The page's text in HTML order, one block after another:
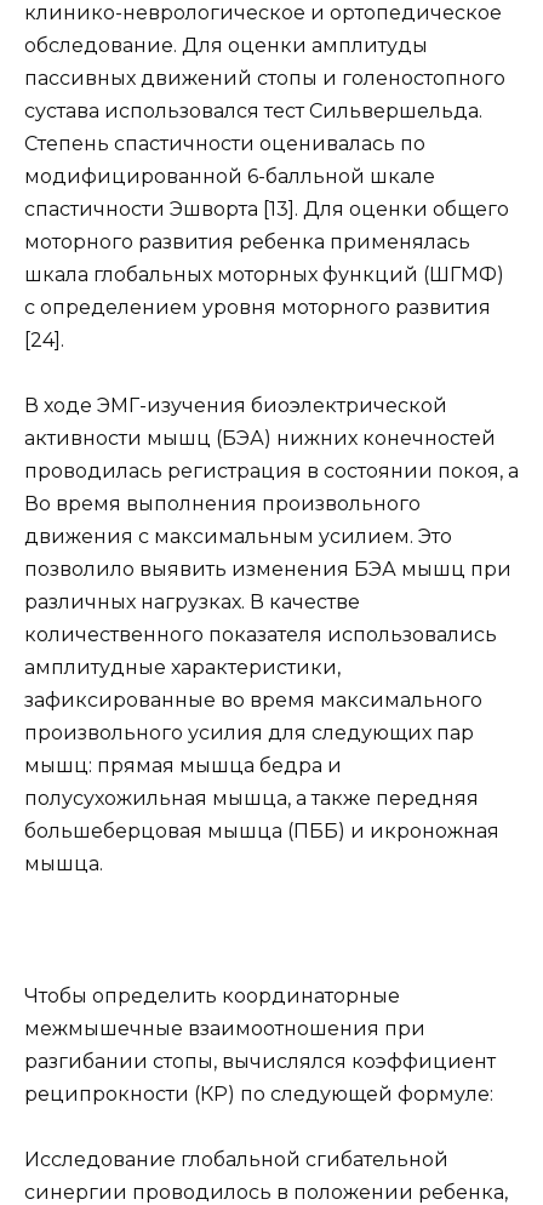
клинико-неврологическое и ортопедическое
обследование. Для оценки амплитуды
пассивных движений стопы и голеностопного
сустава использовался тест Сильвершельда.
Степень спастичности оценивалась по
модифицированной 6-балльной шкале
спастичности Эшворта [13]. Для оценки общего
моторного развития ребенка применялась
шкала глобальных моторных функций (ШГМФ)
с определением уровня моторного развития
[24].
В ходе ЭМГ-изучения биоэлектрической
активности мышц (БЭА) нижних конечностей
проводилась регистрация в состоянии покоя, а
Во время выполнения произвольного
движения с максимальным усилием. Это
позволило выявить изменения БЭА мышц при
различных нагрузках. В качестве
количественного показателя использовались
амплитудные характеристики,
зафиксированные во время максимального
произвольного усилия для следующих пар
мышц: прямая мышца бедра и
полусухожильная мышца, а также передняя
большеберцовая мышца (ПББ) и икроножная
мышца.
Чтобы определить координаторные
межмышечные взаимоотношения при
разгибании стопы, вычислялся коэффициент
реципрокности (КР) по следующей формуле:
Исследование глобальной сгибательной
синергии проводилось в положении ребенка,